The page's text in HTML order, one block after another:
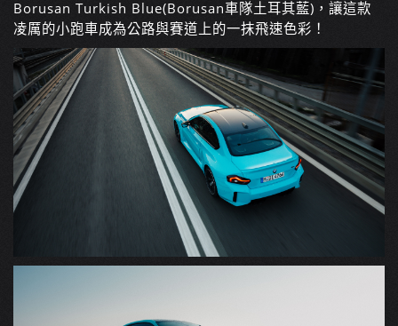
Borusan Turkish Blue(Borusan車隊土耳其藍)，讓這款
凌厲的小跑車成為公路與賽道上的一抹飛速色彩！